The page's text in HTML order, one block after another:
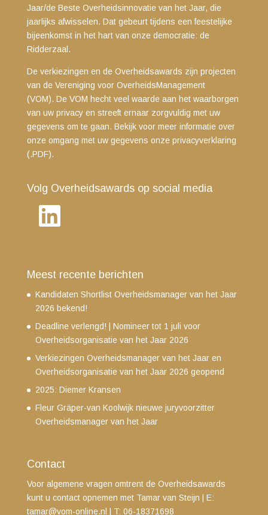
Jaar/de Beste Overheidsinnovatie van het Jaar, die
jaarlijks afwisselen. Dat gebeurt tijdens een feestelijke
bijeenkomst in het hart van onze democratie: de
Ridderzaal.
De verkiezingen en de Overheidsawards zijn projecten
van de Vereniging voor OverheidsManagement
(VOM). De VOM hecht veel waarde aan het waarborgen
van uw privacy en streeft ernaar zorgvuldig met uw
gegevens om te gaan. Bekijk voor meer informatie over
onze omgang met uw gegevens onze privacyverklaring
(.PDF).
Volg Overheidsawards op social media
LinkedIn
Meest recente berichten
Kandidaten Shortlist Overheidsmanager van het Jaar
2026 bekend!
Deadline verlengd! | Nomineer tot 1 juli voor
Overheidsorganisatie van het Jaar 2026
Verkiezingen Overheidsmanager van het Jaar en
Overheidsorganisatie van het Jaar 2026 geopend
2025: Diemer Kransen
Fleur Gräper-van Koolwijk nieuwe juryvoorzitter
Overheidsmanager van het Jaar
Contact
Voor algemene vragen omtrent de Overheidsawards
kunt u contact opnemen met Tamar van Steijn | E:
tamar@vom-online.nl
T: 06-18371698